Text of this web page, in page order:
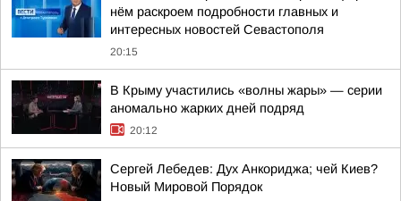
нём раскроем подробности главных и
интересных новостей Севастополя
20:15
В Крыму участились «волны жары» — серии
аномально жарких дней подряд
20:12
Сергей Лебедев: Дух Анкориджа; чей Киев?
Новый Мировой Порядок